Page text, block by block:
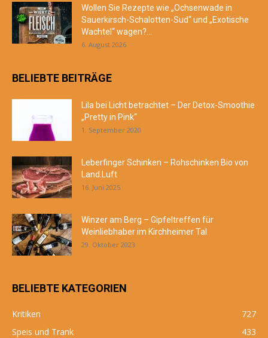
Wollen Sie Rezepte wie „Ochsenwade in
Sauerkirsch-Schalotten-Sud“ und „Exotische
Wachtel“ wagen?...
6. August 2026
BELIEBTE BEITRÄGE
Lila bei Licht betrachtet – Der Detox-Smoothie
„Pretty in Pink“
1. September 2020
Leberfinger Schinken – Rohschinken Bio von
Land.Luft
16. Juni 2025
Winzer am Berg – Gipfeltreffen für
Weinliebhaber im Kirchheimer Tal
29. Oktober 2023
BELIEBTE KATEGORIEN
Kritiken
727
Speis und Trank
433